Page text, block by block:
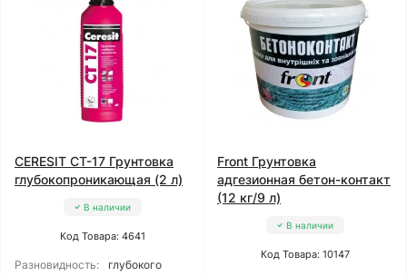
CERESIT CT-17 Грунтовка
глубокопроникающая (2 л)
В наличии
Код Товара: 4641
Разновидность:
глубокого
Front Грунтовка
адгезионная бетон-контакт
(12 кг/9 л)
В наличии
Код Товара: 10147